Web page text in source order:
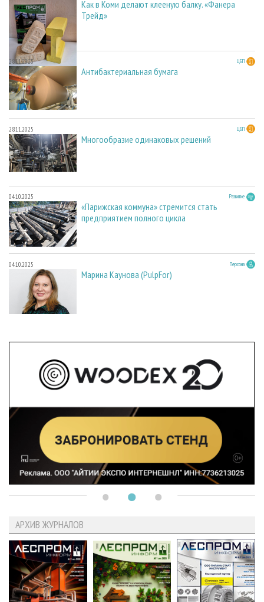
Как в Коми делают клееную балку. «Фанера
Трейд»
28.11.2025 ЦБП
Антибактериальная бумага
28.11.2025 ЦБП
Многообразие одинаковых решений
04.10.2025 Развитие
«Парижская коммуна» стремится стать
предприятием полного цикла
04.10.2025 Персона
Марина Каунова (PulpFor)
АРХИВ ЖУРНАЛОВ